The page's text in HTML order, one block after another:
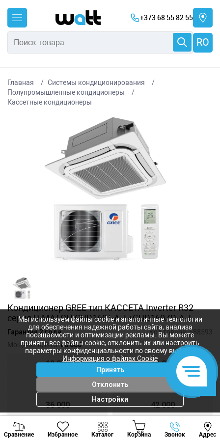
+373 68 55 82 55
RO
Главная
Системы кондиционирования
Полупромышленные кондиционеры
Каcсетные кондиционеры
Кондиционер GREE тип КАССЕТА Inverter R32
серия U-MATCH GUD160T-A-T+GUD160ZD-A-T
Гарантия 2 года Код товара:588593
Мощность, BTU:60 000
12 000 18 000
30 000
36 000 42 000
48 000 60 000
Сравнение Избранное Каталог Корзина Звонок Адрес
Viber Whatsapp
Мы используем файлы cookie и аналогичные технологии
для обеспечения надежной работы сайта, анализа
посещаемости и оптимизации рекламы. Вы можете
принять все файлы cookie, отклонить их или настроить
параметры конфиденциальности по своему выбору.
Информация о файлах Cookie
Принять
Отклонить
Настройки